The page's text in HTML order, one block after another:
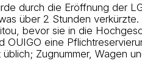
durch die Eröffnung der
über 2 Stunden
bevor sie in die
OUIGO eine
Zugnummer, Wagen